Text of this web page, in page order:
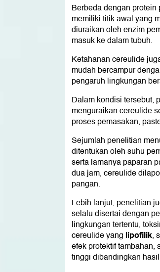
Berbeda dengan
memiliki titik awal yang
diuraikan oleh enzim
masuk ke dalam tubuh.
Ketahanan cereulide
mudah bercampur
pengaruh lingkungan
Dalam kondisi tersebut,
menguraikan cereulide
proses pemasakan,
Sejumlah penelitian
ditentukan oleh suhu
serta lamanya paparan
dua jam, cereulide
pangan.
Lebih lanjut, penelitian
selalu disertai dengan
lingkungan tertentu,
cereulide yang lipofilik,
efek protektif
tinggi dibandingkan